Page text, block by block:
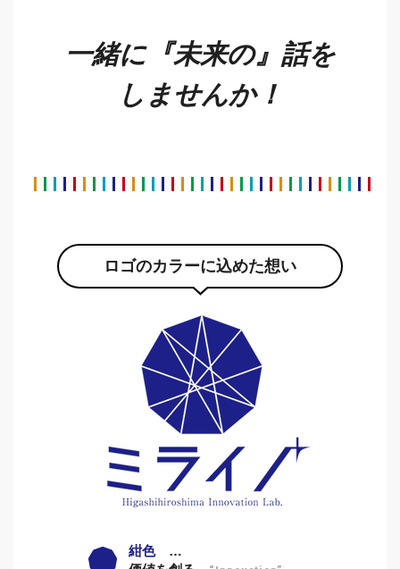
一緒に『未来の』話を
しませんか！
ロゴのカラーに込めた想い
紺色…